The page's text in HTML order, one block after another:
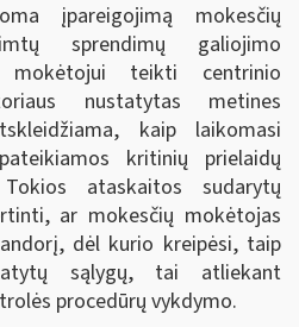
įpareigojimą mokesčių
sprendimų galiojimo
mokėtojui teikti centrinio
nustatytas metines
kaip laikomasi
kritinių prielaidų
ataskaitos sudarytų
ar mokesčių mokėtojas
dėl kurio kreipėsi, taip
sąlygų, tai atliekant
procedūrų vykdymo.